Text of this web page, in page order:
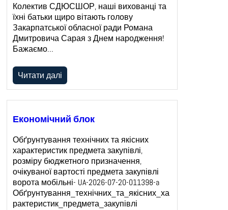
Колектив СДЮСШОР, наші вихованці та
їхні батьки щиро вітають голову
Закарпатської обласної ради Романа
Дмитровича Сарая з Днем народження!
Бажаємо…
Читати далі
Економічний блок
Обґрунтування технічних та якісних
характеристик предмета закупівлі,
розміру бюджетного призначення,
очікуваної вартості предмета закупівлі
ворота мобільні- UA-2026-07-20-011398-a
Обґрунтування_технічних_та_якісних_ха
рактеристик_предмета_закупівлі